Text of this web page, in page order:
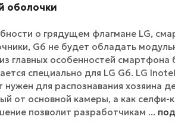
оболочки
о грядущем флагмане LG,
G6 не будет обладать
главных особенностей смартфона
специально для LG G6. LG
для распознавания хозяина
от основной камеры, а как
позволит разработчикам ...